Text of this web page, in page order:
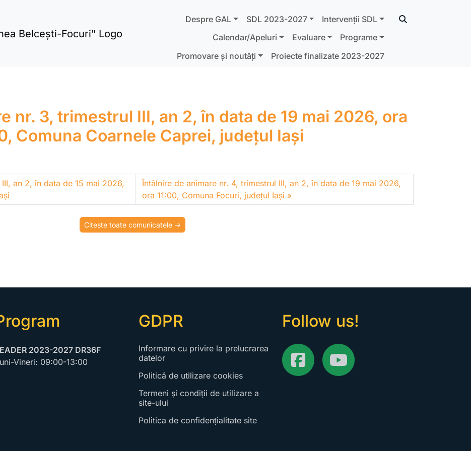
Despre GAL
SDL 2023-2027
Intervenții SDL
Calendar/Apeluri
Evaluare
Programe
Promovare și noutăți
Proiecte finalizate 2023-2027
nr. 3, trimestrul III, an 2, în data de 19 mai 2026, ora
Comuna Coarnele Caprei, județul Iași
an 2, în data de 15 mai 2026,
Întâlnire de animare nr. 4, trimestrul III, an 2, în data de 19 mai 2026,
ora 11:00, Comuna Focuri, județul Iași
Citește toate comunicatele ->
2023-2027 DR36F
Vineri: 09:00-13:00
GDPR
Informare cu privire la prelucrarea
datelor
Politică de utilizare cookies
Termeni și condiții de utilizare a
site-ului
Politica de confidențialitate site
Follow us!